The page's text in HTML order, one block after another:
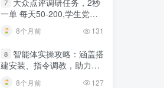
7
一单 每天50-200,学生党宝
8个月前 131
8
智能体实操攻略：涵盖搭
建安装、指令调教，助力搭
建行业专属智能体
8个月前 127